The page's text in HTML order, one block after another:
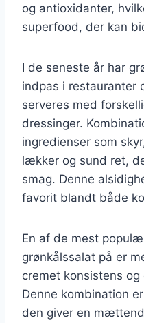
og antioxidanter,
superfood, der kan
I de seneste år har
indpas i restauranter
serveres med
dressinger.
ingredienser som
lækker og sund ret,
smag. Denne
favorit blandt både
En af de mest
grønkålssalat på er
cremet konsistens
Denne kombination
den giver en